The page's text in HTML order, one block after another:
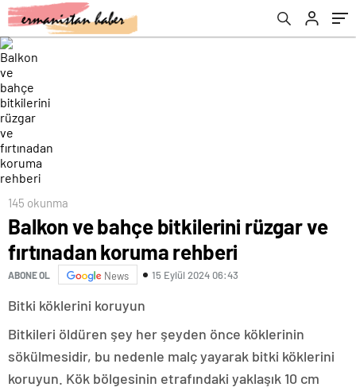
145 okunma
Balkon ve bahçe bitkilerini rüzgar ve
fırtınadan koruma rehberi
ABONE OL News 15 Eylül 2024 06:43
Bitki köklerini koruyun
Bitkileri öldüren şey her şeyden önce köklerinin
sökülmesidir, bu nedenle malç yayarak bitki köklerini
koruyun. Kök bölgesinin etrafındaki yaklaşık 10 cm